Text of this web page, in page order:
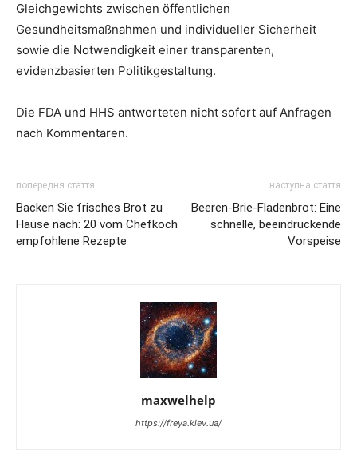
Gleichgewichts zwischen öffentlichen
Gesundheitsmaßnahmen und individueller Sicherheit
sowie die Notwendigkeit einer transparenten,
evidenzbasierten Politikgestaltung.
Die FDA und HHS antworteten nicht sofort auf Anfragen
nach Kommentaren.
попередня стаття
Backen Sie frisches Brot zu
Hause nach: 20 vom Chefkoch
empfohlene Rezepte
наступна стаття
Beeren-Brie-Fladenbrot: Eine
schnelle, beeindruckende
Vorspeise
maxwelhelp
https://freya.kiev.ua/